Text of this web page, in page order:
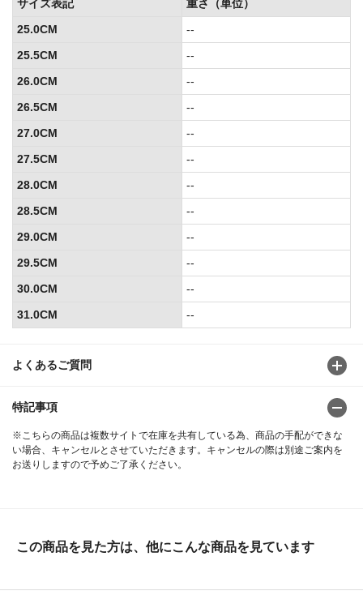
よくあるご質問
特記事項
※こちらの商品は複数サイトで在庫を共有している為、商品の手配ができな
い場合、キャンセルとさせていただきます。キャンセルの際は別途ご案内を
お送りしますので予めご了承ください。
サイズ表記
重さ（単位）
25.0CM
--
25.5CM
--
26.0CM
--
26.5CM
--
27.0CM
--
27.5CM
--
28.0CM
--
28.5CM
--
29.0CM
--
29.5CM
--
30.0CM
--
31.0CM
--
この商品を見た方は、他にこんな商品を見ています